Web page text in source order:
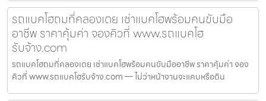
รถแบคโฮถมที่คลองเตย เช่าแบคโฮพร้อมคนขับมือ
อาชีพ ราคาคุ้มค่า จองคิวที่ www.รถแบคโฮ
รับจ้าง.com
รถแบคโฮถมที่คลองเตย เช่าแบคโฮพร้อมคนขับมืออาชีพ ราคาคุ้มค่า จอง
คิวที่ www.รถแบคโฮรับจ้าง.com — ไม่ว่าหน้างานจะแคบหรือดิน